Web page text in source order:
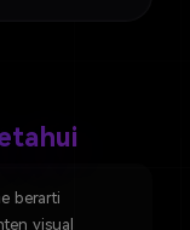
berarti
visual